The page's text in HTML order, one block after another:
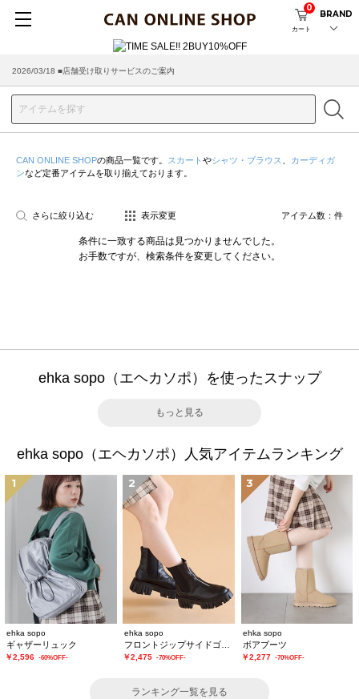
カート
0
BRAND
2026/03/18 ■店舗受け取りサービスのご案内
CAN ONLINE SHOPの商品一覧です。 スカート やシャツ・ブラウス
カーディガ
ンなど定番アイテムを取り揃えております。
さらに絞り込む 表示変更 アイテム数： 件
条件に一致する商品は見つかりませんでした。
お手数ですが、検索条件を変更してください。
ehka sopo（エヘカソポ）を使ったスナップ
もっと見る
ehka sopo（エヘカソポ）人気アイテムランキング
1
ehka sopo
ギャザーリュック
￥2,596 -60%OFF-
2
ehka sopo
￥2,475 -70%OFF-
3
ehka sopo
ボアブーツ
￥2,277 -70%OFF-
ランキング一覧を見る